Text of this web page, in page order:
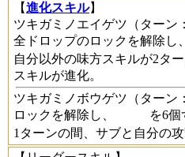
【進化スキル】
ツキガミノエイゲツ （ターン
全ドロップのロックを解除し、
自分以外の味方スキルが2ター
スキルが進化。
ツキガミノボウゲツ （ターン
ロックを解除し、
を6個
1ターンの間、サブと自分の攻